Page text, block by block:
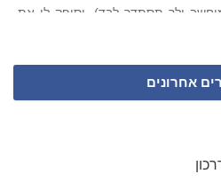
ולך תסתדר לבד), וסיפק לי את
של בעלי, הצוות המקצועי שלכם
אחרונים